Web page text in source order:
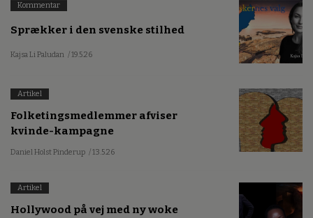
Kommentar
Sprækker i den svenske stilhed
Kajsa Li Paludan / 19.5.26
Artikel
Folketingsmedlemmer afviser
kvinde-kampagne
Daniel Holst Pinderup / 13.5.26
Artikel
Hollywood på vej med ny woke